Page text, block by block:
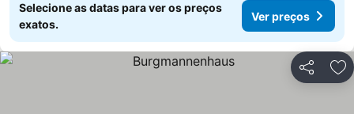
Selecione as datas para ver os preços
exatos.
Ver preços
Partilhar